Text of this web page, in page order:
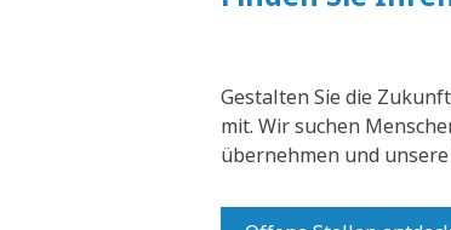
Gestalten Sie die
mit. Wir suchen
übernehmen und